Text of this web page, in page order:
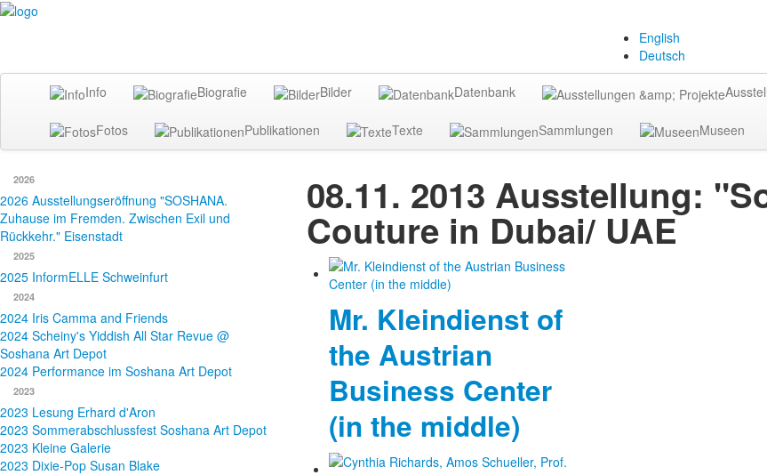
English
Deutsch
Info Biografie Bilder Datenbank
Fotos Publikationen Texte Sammlungen Museen
2026
2026 Ausstellungseröffnung "SOSHANA.
Zuhause im Fremden. Zwischen Exil und
Rückkehr." Eisenstadt
2025
2025 InformELLE Schweinfurt
2024
2024 Iris Camma and Friends
2024 Scheiny's Yiddish All Star Revue @
Soshana Art Depot
2024 Performance im Soshana Art Depot
2023
2023 Lesung Erhard d'Aron
2023 Sommerabschlussfest Soshana Art Depot
2023 Kleine Galerie
2023 Dixie-Pop Susan Blake
08.11. 2013 Ausstellung:
Couture in Dubai/ UAE
Mr. Kleindienst of
the Austrian
Business Center
(in the middle)